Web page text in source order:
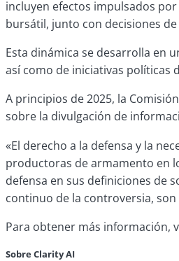
incluyen efectos impulsados
bursátil, junto con decisiones
Esta dinámica se desarrolla en
así como de iniciativas políticas
A principios de 2025, la
sobre la divulgación de
«El derecho a la defensa y la
productoras de armamento en
defensa en sus definiciones de
continuo de la controversia,
Para obtener más información,
Sobre Clarity AI